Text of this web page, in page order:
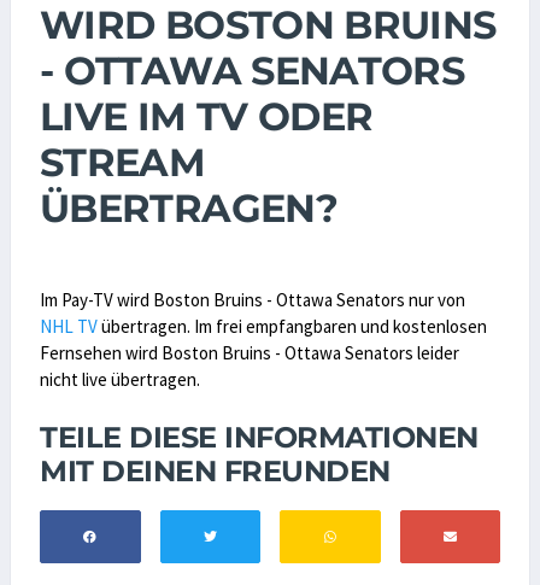
WIRD BOSTON BRUINS
- OTTAWA SENATORS
LIVE IM TV ODER
STREAM
ÜBERTRAGEN?
Im Pay-TV wird Boston Bruins - Ottawa Senators nur von
NHL TVübertragen. Im frei empfangbaren und kostenlosen
Fernsehen wird Boston Bruins - Ottawa Senators leider
nicht live übertragen.
TEILE DIESE INFORMATIONEN
MIT DEINEN FREUNDEN